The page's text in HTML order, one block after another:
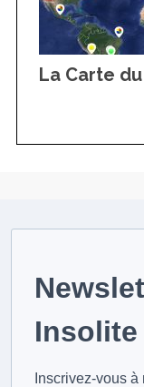
La Carte
Insolite
Inscrivez-vous